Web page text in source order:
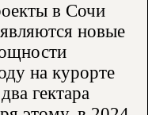
в Сочи
новые
на курорте
гектара